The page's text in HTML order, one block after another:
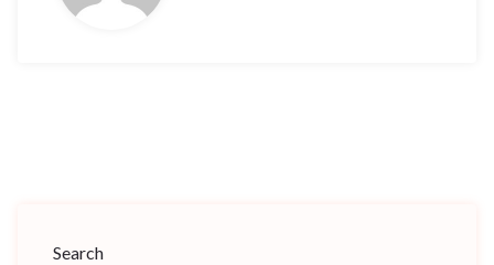
Search